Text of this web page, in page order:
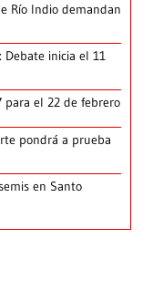
Río Indio demandan
Debate inicia el 11
para el 22 de febrero
pondrá a prueba
en Santo